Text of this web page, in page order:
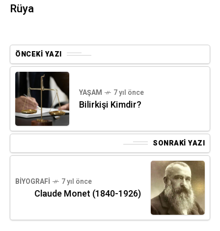
Rüya
ÖNCEKI YAZI
YAŞAM 7 yıl önce
Bilirkişi Kimdir?
SONRAKI YAZI
BIYOGRAFI 7 yıl önce
Claude Monet (1840-1926)